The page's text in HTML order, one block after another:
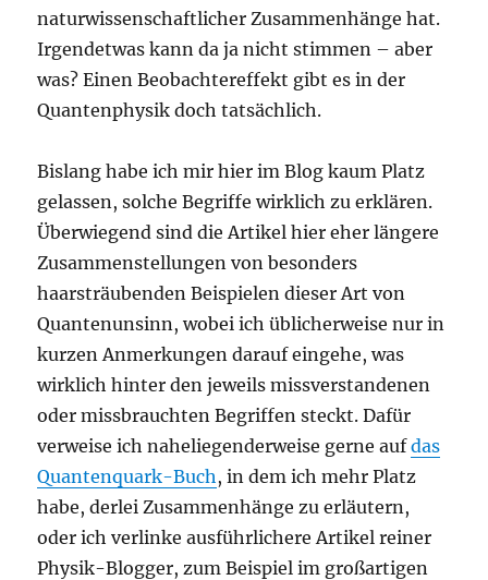
naturwissenschaftlicher Zusammenhänge hat.
Irgendetwas kann da ja nicht stimmen – aber
was? Einen Beobachtereffekt gibt es in der
Quantenphysik doch tatsächlich.
Bislang habe ich mir hier im Blog kaum Platz
gelassen, solche Begriffe wirklich zu erklären.
Überwiegend sind die Artikel hier eher längere
Zusammenstellungen von besonders
haarsträubenden Beispielen dieser Art von
Quantenunsinn, wobei ich üblicherweise nur in
kurzen Anmerkungen darauf eingehe, was
wirklich hinter den jeweils missverstandenen
oder missbrauchten Begriffen steckt. Dafür
verweise ich naheliegenderweise gerne aufdas
Quantenquark-Buch , in dem ich mehr Platz
habe, derlei Zusammenhänge zu erläutern,
oder ich verlinke ausführlichere Artikel reiner
Physik-Blogger, zum Beispiel im großartigen